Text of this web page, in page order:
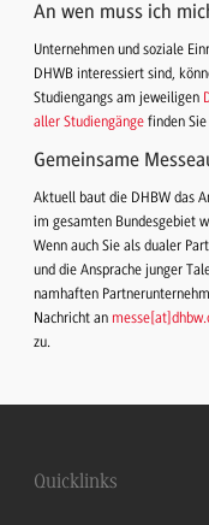
An wen muss ich
Unternehmen und soziale
DHWB interessiert sind,
Studiengangs am jeweiligen
aller Studiengänge finden
Gemeinsame
Aktuell baut die DHBW das
im gesamten Bundesgebiet
Wenn auch Sie als dualer
und die Ansprache junger
namhaften
Nachricht an messe at
zu.
Quicklinks